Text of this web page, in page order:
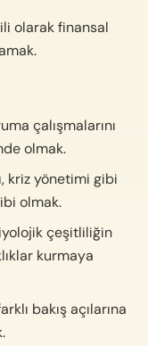
olarak finansal
çalışmalarını
olmak.
kriz yönetimi gibi
olmak.
çeşitliliğin
kurmaya
bakış açılarına